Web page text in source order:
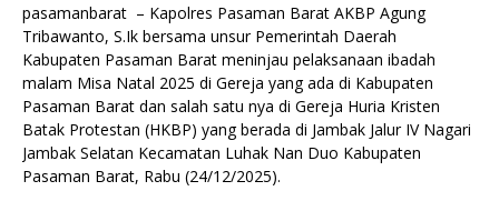
pasamanbarat – Kapolres Pasaman Barat AKBP Agung
Tribawanto, S.Ik bersama unsur Pemerintah Daerah
Kabupaten Pasaman Barat meninjau pelaksanaan ibadah
malam Misa Natal 2025 di Gereja yang ada di Kabupaten
Pasaman Barat dan salah satu nya di Gereja Huria Kristen
Batak Protestan (HKBP) yang berada di Jambak Jalur IV Nagari
Jambak Selatan Kecamatan Luhak Nan Duo Kabupaten
Pasaman Barat, Rabu (24/12/2025).